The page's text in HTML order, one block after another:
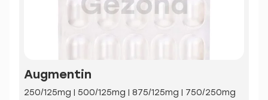
Augmentin
250/125mg | 500/125mg | 875/125mg | 750/250mg